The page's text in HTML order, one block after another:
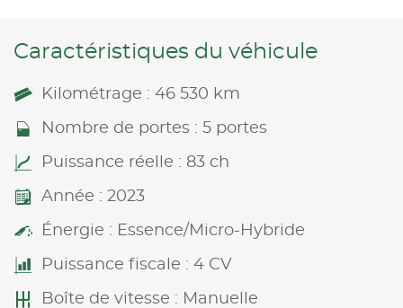
Caractéristiques du véhicule
Kilométrage : 46 530 km
Nombre de portes : 5 portes
Puissance réelle : 83 ch
Année : 2023
Énergie : Essence/Micro-Hybride
Puissance fiscale : 4 CV
Boîte de vitesse : Manuelle